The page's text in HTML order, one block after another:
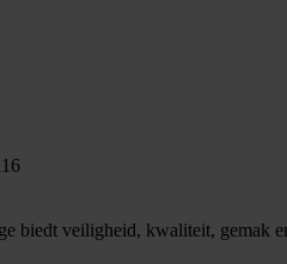
biedt veiligheid, kwaliteit, gemak